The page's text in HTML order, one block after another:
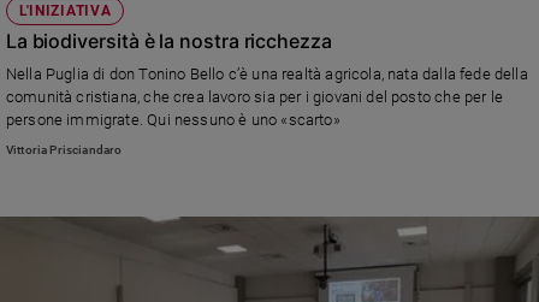
Società
e
valori
Ambiente
e
Creato
Diritti
L'INIZIATIVA
La biodiversità è la nostra ricchezza
Nella Puglia di don Tonino Bello c’è una realtà agricola, nata dalla fede della
comunità cristiana, che crea lavoro sia per i giovani del posto che per le
persone immigrate. Qui nessuno è uno «scarto»
Vittoria Prisciandaro